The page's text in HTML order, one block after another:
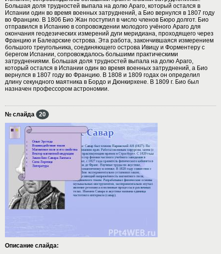
Большая доля трудностей выпала на долю Араго, который остался в
Испании один во время военных затруднений, а Био вернулся в 1807 году
во Францию. В 1806 Био Жан поступил в число членов Бюро долгот. Био
отправился в Испанию в сопровождении молодого учёного Араго для
окончания геодезических измерений дуги меридиана, проходящего через
Францию и Балеарские острова. Эта работа, закончившаяся измерением
большого треугольника, соединяющего острова Ивицу и Форментеру с
берегом Испании, сопровождалось большими практическими
затруднениями. Большая доля трудностей выпала на долю Араго,
который остался в Испании один во время военных затруднений, а Био
вернулся в 1807 году во Францию. В 1808 и 1809 годах он определил
длину секундного маятника в Бордо и Дюнкирхене. В 1809 г. Био был
назначен профессором астрономии.
№ слайда 20
Описание слайда: